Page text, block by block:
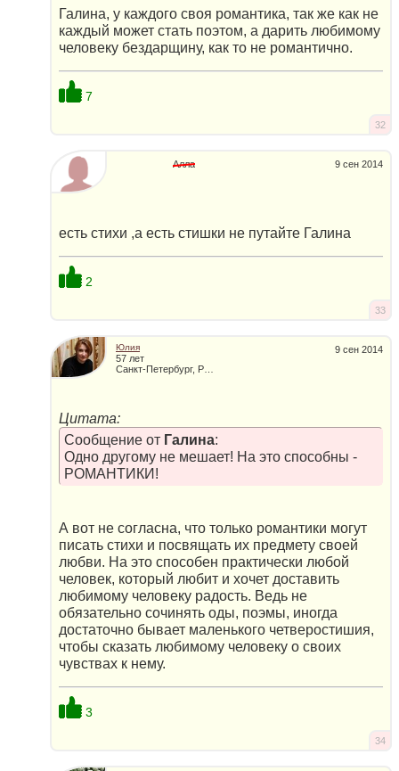
Галина, у каждого своя романтика, так же как не
каждый может стать поэтом, а дарить любимому
человеку бездарщину, как то не романтично.
7
32
9 сен 2014
Алла
есть стихи ,а есть стишки не путайте Галина
2
33
9 сен 2014
Юлия
57 лет
Цитата:
Сообщение от Галина:
Одно другому не мешает! На это способны -
РОМАНТИКИ!
А вот не согласна, что только романтики могут
писать стихи и посвящать их предмету своей
любви. На это способен практически любой
человек, который любит и хочет доставить
любимому человеку радость. Ведь не
обязательно сочинять оды, поэмы, иногда
достаточно бывает маленького четверостишия,
чтобы сказать любимому человеку о своих
чувствах к нему.
3
34